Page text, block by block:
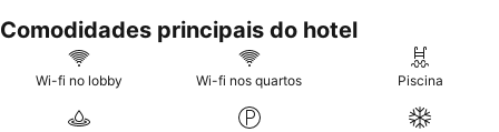
dedicada, garantindo entretenimento para todas as idades. Os
hóspedes elogiam consistentemente o
profissionalismo e dedicação do pessoal do hotel
e as
temáticos e deliciosos snacks à beira da piscina. Para uma
Comodidades principais do hotel
Wi-fi no lobby Wi-fi nos quartos Piscina